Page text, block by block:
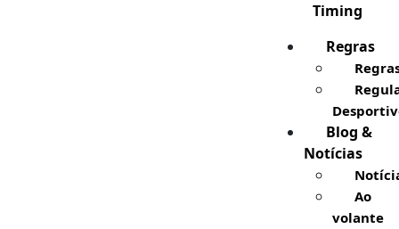
Timing
Regras
Blog &
Notícias
Ao
volante